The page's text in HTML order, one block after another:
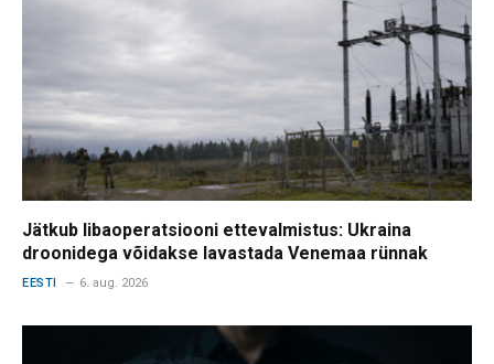
Jätkub libaoperatsiooni ettevalmistus: Ukraina
droonidega võidakse lavastada Venemaa rünnak
EESTI 6. aug. 2026